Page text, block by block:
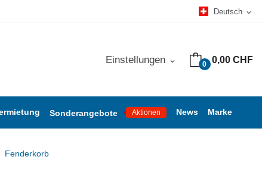
Deutsch expand_more
0 0,00 CHF
Einstellungen expand_more
Sonderangebote Aktionen News Marke
Fenderkorb